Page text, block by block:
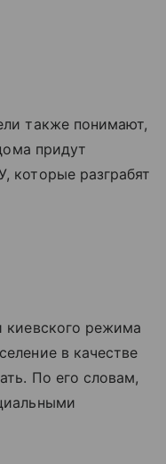
также понимают,
придут
которые разграбят
киевского режима
в качестве
По его словам,